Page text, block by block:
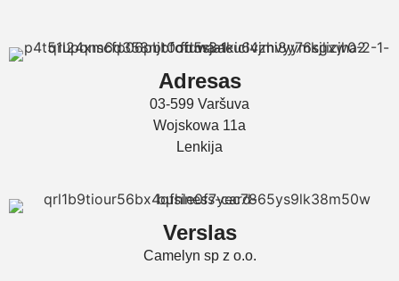
Adresas
03-599 Varšuva
Wojskowa 11a
Lenkija
Verslas
Camelyn sp z o.o.